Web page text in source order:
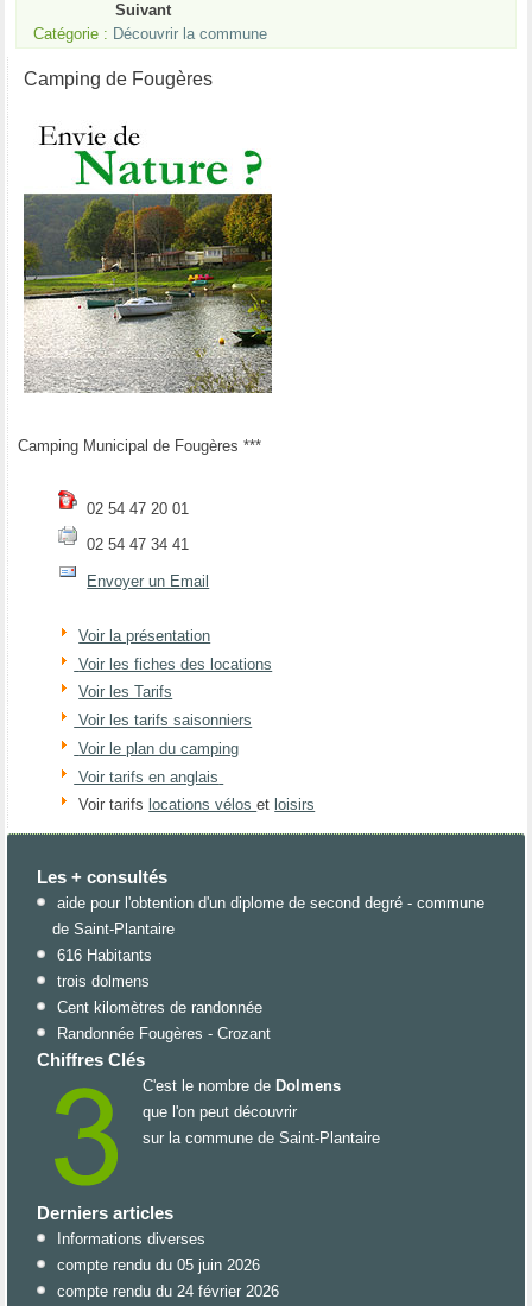
Suivant
Catégorie : Découvrir la commune
Camping de Fougères
Camping Municipal de Fougères ***
02 54 47 20 01
02 54 47 34 41
Envoyer un Email
Voir la présentation
Voir les fiches des locations
Voir les Tarifs
Voir les tarifs saisonniers
Voir le plan du camping
Voir tarifs en anglais
Voir tarifs locations véloset loisirs
Les + consultés
aide pour l'obtention d'un diplome de second degré - commune
de Saint-Plantaire
616 Habitants
trois dolmens
Cent kilomètres de randonnée
Randonnée Fougères - Crozant
Chiffres Clés
C'est le nombre de Dolmens
que l'on peut découvrir
sur la commune de Saint-Plantaire
Derniers articles
Informations diverses
compte rendu du 05 juin 2026
compte rendu du 24 février 2026